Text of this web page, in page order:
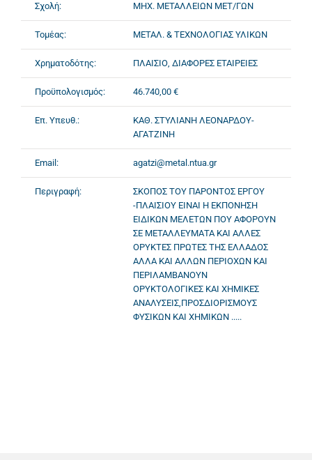
Σχολή: ΜΗΧ. ΜΕΤΑΛΛΕΙΩΝ ΜΕΤ/ΓΩΝ
Τομέας: ΜΕΤΑΛ. & ΤΕΧΝΟΛΟΓΙΑΣ ΥΛΙΚΩΝ
Χρηματοδότης: ΠΛΑΙΣΙΟ, ΔΙΑΦΟΡΕΣ ΕΤΑΙΡΕΙΕΣ
Προϋπολογισμός: 46.740,00 €
Επ. Υπευθ.:
ΚΑΘ. ΣΤΥΛΙΑΝΗ ΛΕΟΝΑΡΔΟΥ-
ΑΓΑΤΖΙΝΗ
Email: agatzi@metal.ntua.gr
Περιγραφή:
ΣΚΟΠΟΣ ΤΟΥ ΠΑΡΟΝΤΟΣ ΕΡΓΟΥ
-ΠΛΑΙΣΙΟΥ ΕΙΝΑΙ Η ΕΚΠΟΝΗΣΗ
ΕΙΔΙΚΩΝ ΜΕΛΕΤΩΝ ΠΟΥ ΑΦΟΡΟΥΝ
ΣΕ ΜΕΤΑΛΛΕΥΜΑΤΑ ΚΑΙ ΑΛΛΕΣ
ΟΡΥΚΤΕΣ ΠΡΩΤΕΣ ΤΗΣ ΕΛΛΑΔΟΣ
ΑΛΛΑ ΚΑΙ ΑΛΛΩΝ ΠΕΡΙΟΧΩΝ ΚΑΙ
ΠΕΡΙΛΑΜΒΑΝΟΥΝ
ΟΡΥΚΤΟΛΟΓΙΚΕΣ ΚΑΙ ΧΗΜΙΚΕΣ
ΑΝΑΛΥΣΕΙΣ,ΠΡΟΣΔΙΟΡΙΣΜΟΥΣ
ΦΥΣΙΚΩΝ ΚΑΙ ΧΗΜΙΚΩΝ .....